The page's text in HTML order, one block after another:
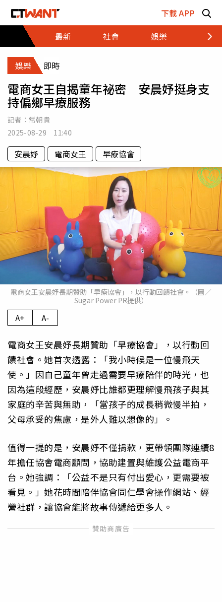
下載 APP
最新
社會 娛樂 財經
娛樂 即時
電商女王自揭童年祕密 安晨妤挺身支
持偏鄉早療服務
記者： 常朝貴
2025-08-29 11:40
安晨妤 電商女王 早療協會
電商女王安晨妤長期贊助「早療協會」，以行動回饋社會。（圖／
Sugar Power PR提供）
A+ A-
電商女王安晨妤長期贊助「早療協會」，以行動回
饋社會。她首次透露：「我小時候是一位慢飛天
使。」因自己童年曾走過需要早療陪伴的時光，也
因為這段經歷，安晨妤比誰都更理解慢飛孩子與其
家庭的辛苦與無助，「當孩子的成長稍微慢半拍，
父母承受的焦慮，是外人難以想像的」。
值得一提的是，安晨妤不僅捐款，更帶領團隊連續8
年擔任協會電商顧問，協助建置與維護公益電商平
台。她強調：「公益不是只有付出愛心，更需要被
看見。」她花時間陪伴協會同仁學會操作網站、經
營社群，讓協會能將故事傳遞給更多人。